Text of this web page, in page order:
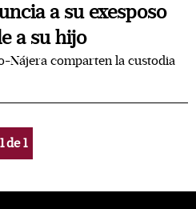
a su exesposo
a su hijo
Nájera comparten la custodia
1de1